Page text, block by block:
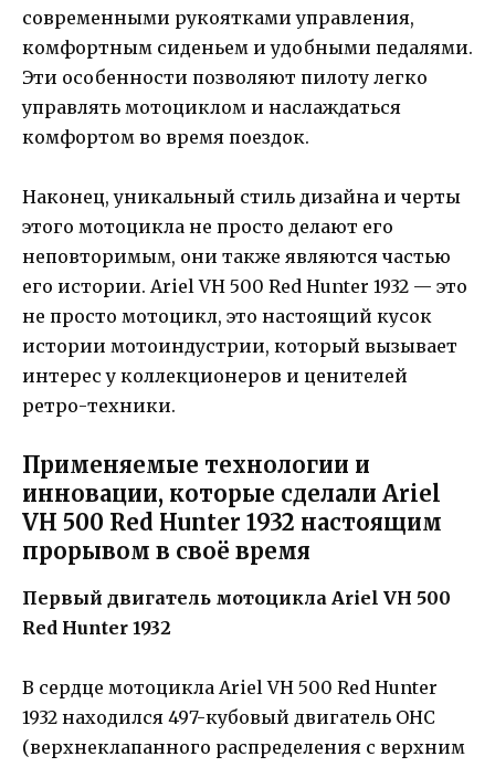
современными рукоятками управления,
комфортным сиденьем и удобными педалями.
Эти особенности позволяют пилоту легко
управлять мотоциклом и наслаждаться
комфортом во время поездок.
Наконец, уникальный стиль дизайна и черты
этого мотоцикла не просто делают его
неповторимым, они также являются частью
его истории. Ariel VH 500 Red Hunter 1932 — это
не просто мотоцикл, это настоящий кусок
истории мотоиндустрии, который вызывает
интерес у коллекционеров и ценителей
ретро-техники.
Применяемые технологии и
инновации, которые сделали Ariel
VH 500 Red Hunter 1932 настоящим
прорывом в своё время
Первый двигатель мотоцикла Ariel VH 500
Red Hunter 1932
В сердце мотоцикла Ariel VH 500 Red Hunter
1932 находился 497-кубовый двигатель OHC
(верхнеклапанного распределения с верхним